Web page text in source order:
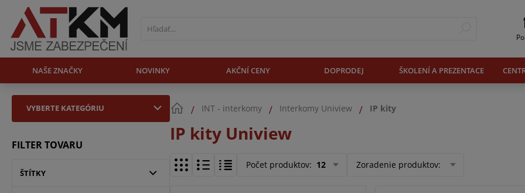
NAŠE ZNAČKY NOVINKY AKČNÍ CENY DOPRODEJ ŠKOLENÍ A PREZENTACE
VYBERTE KATEGÓRIU
FILTER TOVARU
ŠTÍTKY
INT - interkomy Interkomy Uniview IP kity
IP kity Uniview
Počet produktov: 12 Zoradenie produktov: